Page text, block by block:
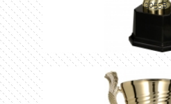
2055B